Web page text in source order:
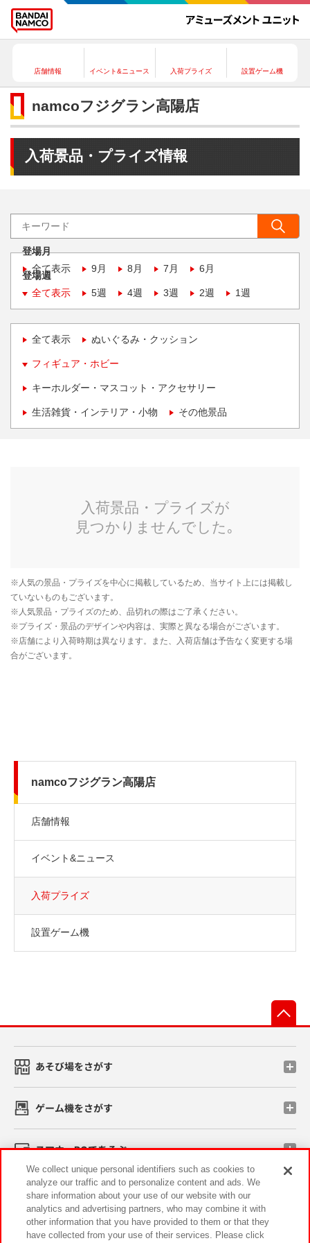
店舗情報 イベント&ニュース 入荷プライズ 設置ゲーム機
namcoフジグラン高陽店
入荷景品・プライズ情報
登場月
全て表示
9月 8月 7月 6月
登場週
全て表示
5週 4週 3週 2週 1週
全て表示 ぬいぐるみ・クッション
フィギュア・ホビー
キーホルダー・マスコット・アクセサリー
生活雑貨・インテリア・小物 その他景品
namcoフジグラン高陽店
店舗情報
イベント&ニュース
入荷プライズ
設置ゲーム機
あそび場をさがす
ゲーム機をさがす
スマホ・PCであそぶ
イベント・キャンペーン
We collect unique personal identifiers such as cookies to
analyze our traffic and to personalize content and ads. We
share information about your use of our website with our
analytics and advertising partners, who may combine it with
other information that you have provided to them or that they
have collected from your use of their services. Please click